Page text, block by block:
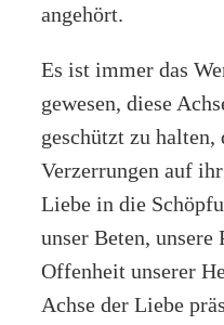
angehört.
Es ist immer das
gewesen, diese
geschützt zu
Verzerrungen auf
Liebe in die
unser Beten,
Offenheit unserer
Achse der Liebe